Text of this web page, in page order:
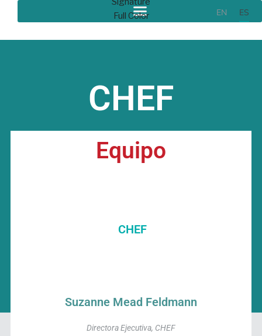
EN ES
CHEF
Equipo
CHEF
Suzanne Mead Feldmann
Directora Ejecutiva, CHEF